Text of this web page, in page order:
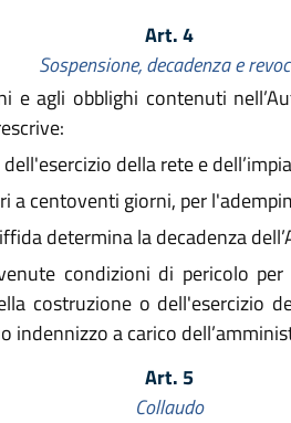
Art. 4
Sospensione, decadenza e
agli obblighi contenuti
della rete e
centoventi giorni, per
determina la decadenza
condizioni di pericolo
costruzione o dell'esercizio
a carico
Art. 5
Collaudo